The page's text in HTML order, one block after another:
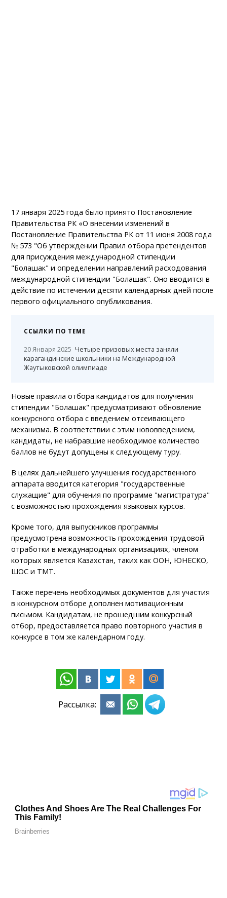
17 января 2025 года было принято Постановление
Правительства РК «О внесении изменений в
Постановление Правительства РК от 11 июня 2008 года
№ 573 "Об утверждении Правил отбора претендентов
для присуждения международной стипендии
"Болашак" и определении направлений расходования
международной стипендии "Болашак". Оно вводится в
действие по истечении десяти календарных дней после
первого официального опубликования.
ССЫЛКИ ПО ТЕМЕ
20 Января 2025 Четыре призовых места заняли
карагандинские школьники на Международной
Жаутыковской олимпиаде
Новые правила отбора кандидатов для получения
стипендии "Болашак" предусматривают обновление
конкурсного отбора с введением отсеивающего
механизма. В соответствии с этим нововведением,
кандидаты, не набравшие необходимое количество
баллов не будут допущены к следующему туру.
В целях дальнейшего улучшения государственного
аппарата вводится категория "государственные
служащие" для обучения по программе "магистратура"
с возможностью прохождения языковых курсов.
Кроме того, для выпускников программы
предусмотрена возможность прохождения трудовой
отработки в международных организациях, членом
которых является Казахстан, таких как ООН, ЮНЕСКО,
ШОС и ТМТ.
Также перечень необходимых документов для участия
в конкурсном отборе дополнен мотивационным
письмом. Кандидатам, не прошедшим конкурсный
отбор, предоставляется право повторного участия в
конкурсе в том же календарном году.
Рассылка: